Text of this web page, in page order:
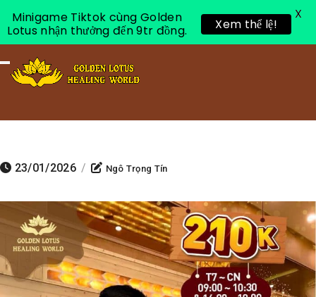
Toggle navigation
23/01/2026 / Ngô Trọng Tín
Minigame Tiktok cùng Golden
Lotus nhận thưởng đến 9tr đồng.
Xem thể lệ!
X